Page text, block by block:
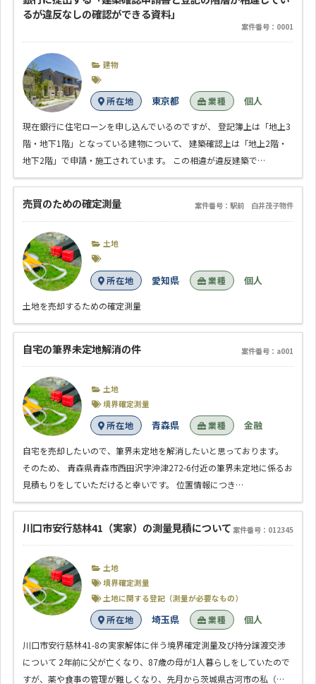
るが違反なしの確認ができる資料」
案件番号：0001
建物
所在地 東京都 業種 個人
現在銀行に住宅ローンを申し込んでいるのですが、 登記簿上は「地上3
階・地下1階」となっている建物について、 建築確認上は「地上2階・
地下2階」で申請・施工されています。 この相違が違反建築で…
売買のための確定測量 案件番号：駅前 白井茂子物件
土地
所在地 愛知県 業種 個人
土地を売却するための確定測量
自宅の筆界未定地解消の件 案件番号：a001
土地
境界確定測量
所在地 青森県 業種 金融
自宅を売却したいので、筆界未定地を解消したいと思っております。
そのため、 青森県青森市西田沢字沖津272-6付近の筆界未定地に係るお
見積もりをしていただけると幸いです。 位置情報につき…
川口市安行慈林41（実家）の測量見積について 案件番号：012345
土地
境界確定測量
土地に関する登記（測量が必要なもの）
所在地 埼玉県 業種 個人
川口市安行慈林41-8の実家解体に伴う境界確定測量及び持分譲渡交渉
について 2年前に父が亡くなり、87歳の母が1人暮らしをしていたので
すが、薬や食事の管理が難しくなり、先月から茨城県古河市の私（…